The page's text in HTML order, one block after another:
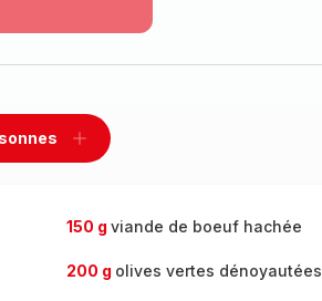
Ajouter
150 g viande de boeuf hachée
200 g olives vertes dénoyautées